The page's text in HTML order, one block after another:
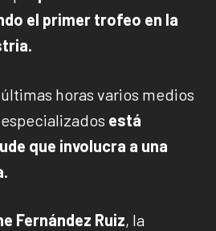
el primer trofeo en la
horas varios medios
está
que involucra a una
Fernández Ruiz, la